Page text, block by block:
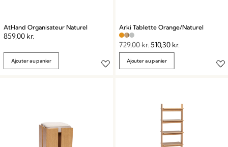
AtHand Organisateur Naturel
859,00 kr.
Ajouter au panier
Arki Tablette Orange/Naturel
729,00kr.510,30 kr.
Ajouter au panier